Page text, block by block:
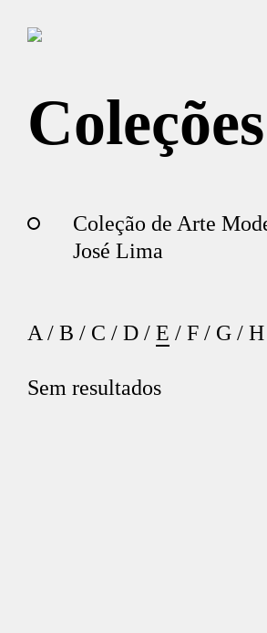
Coleções
Coleção de Arte
José Lima
A / B / C / D / E / F / G / H
Sem resultados